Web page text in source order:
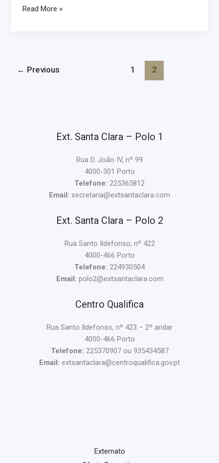
Read More »
← Previous 1 2
Ext. Santa Clara – Polo 1
Rua D. João IV, nº 99
4000-301 Porto
Telefone: 225365812
Email: secretaria@extsantaclara.com
Ext. Santa Clara – Polo 2
Rua Santo Ildefonso, nº 422
4000-466 Porto
Telefone: 224930504
Email: polo2@extsantaclara.com
Centro Qualifica
Rua Santo Ildefonso, nº 423 – 2º andar
4000-466 Porto
Telefone: 225370907 ou 935434587
Email: extsantaclara@centroqualifica.gov.pt
Externato